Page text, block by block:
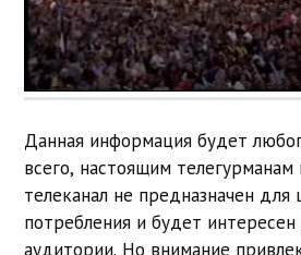
Данная информация будет
всего, настоящим телегурманам
телеканал не предназначен для
потребления и будет интересен
аудитории. Но внимание